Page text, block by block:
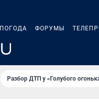
ПОГОДА ФОРУМЫ
Разбор ДТП у «Голубого